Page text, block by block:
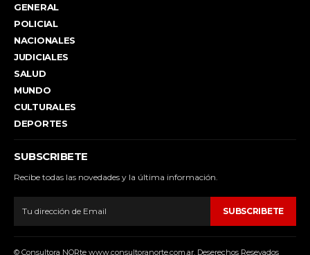
GENERAL
POLICIAL
NACIONALES
JUDICIALES
SALUD
MUNDO
CULTURALES
DEPORTES
SUBSCRIBETE
Recibe todas las novedades y la última información.
SUBSCRIBETE
© Consultora NORte www.consultoranorte.com.ar. Deserechos Resevados